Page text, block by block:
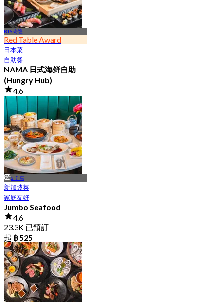
BTS 奇隆
Red Table Award
日本菜
自助餐
NAMA 日式海鲜自助
(Hungry Hub)
4.6
30K 已預訂
起฿ 1,399.5
2 分店
新加坡菜
家庭友好
Jumbo Seafood
4.6
23.3K 已預訂
起 ฿ 525